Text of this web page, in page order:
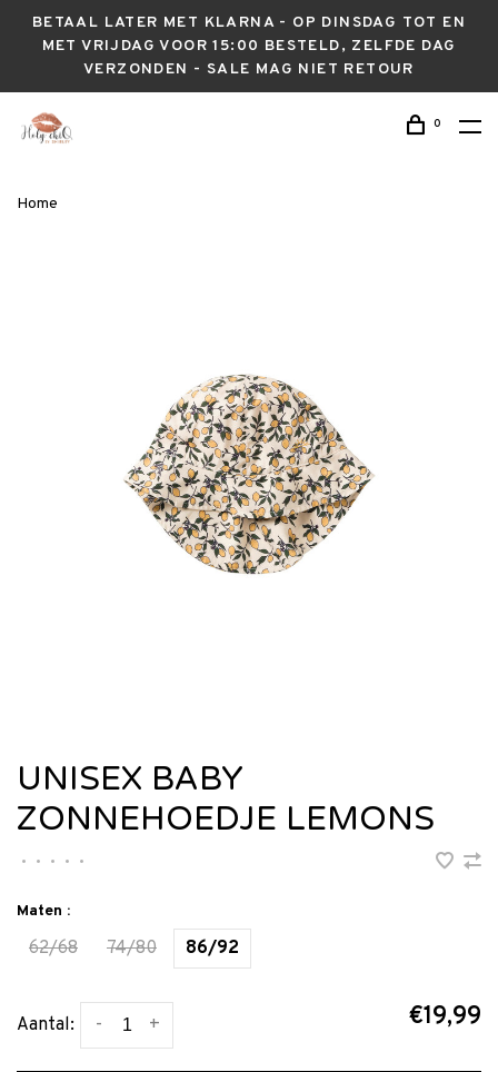
BETAAL LATER MET KLARNA - OP DINSDAG TOT EN
MET VRIJDAG VOOR 15:00 BESTELD, ZELFDE DAG
VERZONDEN - SALE MAG NIET RETOUR
0
Home
UNISEX BABY
ZONNEHOEDJE LEMONS
• • • • •
Maten :
62/68 74/80 86/92
Aantal: +
- €19,99